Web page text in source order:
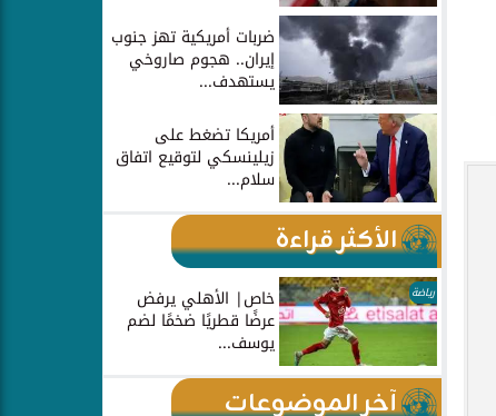
ضربات أمريكية تهز جنوب
إيران.. هجوم صاروخي
يستهدف...
أمريكا تضغط على
زيلينسكي لتوقيع اتفاق
سلام...
الأكثر قراءة
رياضة خاص| الأهلي يرفض
عرضًا قطريًا ضخمًا لضم
يوسف...
آخر الموضوعات